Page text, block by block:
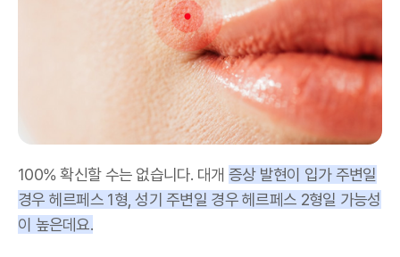
100% 확신할 수는 없습니다. 대개 증상 발현이 입가 주변일
경우 헤르페스 1형, 성기 주변일 경우 헤르페스 2형일 가능성
이 높은데요.